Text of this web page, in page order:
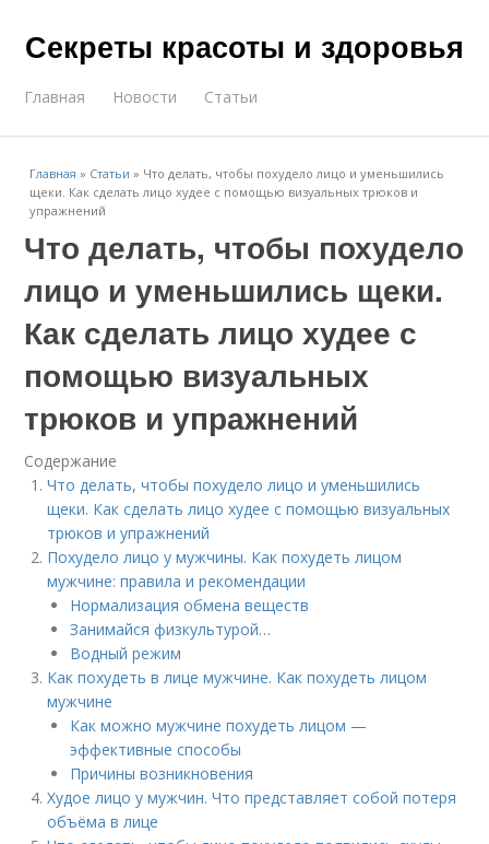
Секреты красоты и здоровья
Главная Новости Статьи
Главная » Статьи » Что делать, чтобы похудело лицо и уменьшились
щеки. Как сделать лицо худее с помощью визуальных трюков и
упражнений
Что делать, чтобы похудело
лицо и уменьшились щеки.
Как сделать лицо худее с
помощью визуальных
трюков и упражнений
Содержание
Что делать, чтобы похудело лицо и уменьшились
щеки. Как сделать лицо худее с помощью визуальных
трюков и упражнений
Похудело лицо у мужчины. Как похудеть лицом
мужчине: правила и рекомендации
Нормализация обмена веществ
Занимайся физкультурой…
Водный режим
Как похудеть в лице мужчине. Как похудеть лицом
мужчине
Как можно мужчине похудеть лицом —
эффективные способы
Причины возникновения
Худое лицо у мужчин. Что представляет собой потеря
объёма в лице